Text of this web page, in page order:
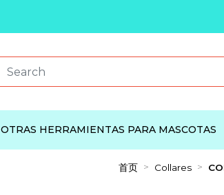
OTRAS HERRAMIENTAS PARA MASCOTAS
首页 Collares